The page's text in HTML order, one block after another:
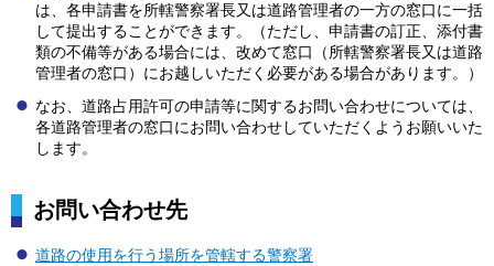
は、各申請書を所轄警察署長又は道路管理者の一方の窓口に一括
して提出することができます。（ただし、申請書の訂正、添付書
類の不備等がある場合には、改めて窓口（所轄警察署長又は道路
管理者の窓口）にお越しいただく必要がある場合があります。）
なお、道路占用許可の申請等に関するお問い合わせについては、
各道路管理者の窓口にお問い合わせしていただくようお願いいた
します。
お問い合わせ先
道路の使用を行う場所を管轄する警察署